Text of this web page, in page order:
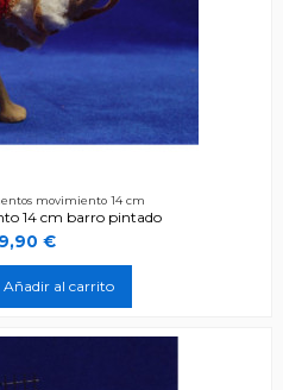
movimiento 14 cm
14 cm barro pintado
€
Añadir al carrito